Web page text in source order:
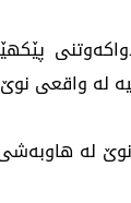
له‌ واقعی
له‌ هاوبه‌شی